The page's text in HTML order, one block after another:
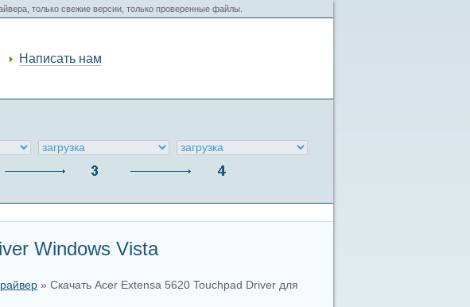
только свежие версии, только проверенные файлы.
Написать нам
Windows Vista
» Скачать Acer Extensa 5620 Touchpad Driver для